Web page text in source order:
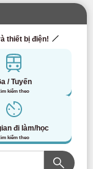
thiết bị điện!
/ Tuyến
kiếm theo
đi làm/học
kiếm theo